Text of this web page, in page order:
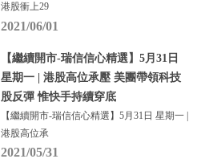
港股衝上29
2021/06/01
【繼續開市-瑞信信心精選】5月31日
星期一 | 港股高位承壓 美團帶領科技
股反彈 惟快手持續穿底
【繼續開市-瑞信信心精選】5月31日 星期一 |
港股高位承
2021/05/31